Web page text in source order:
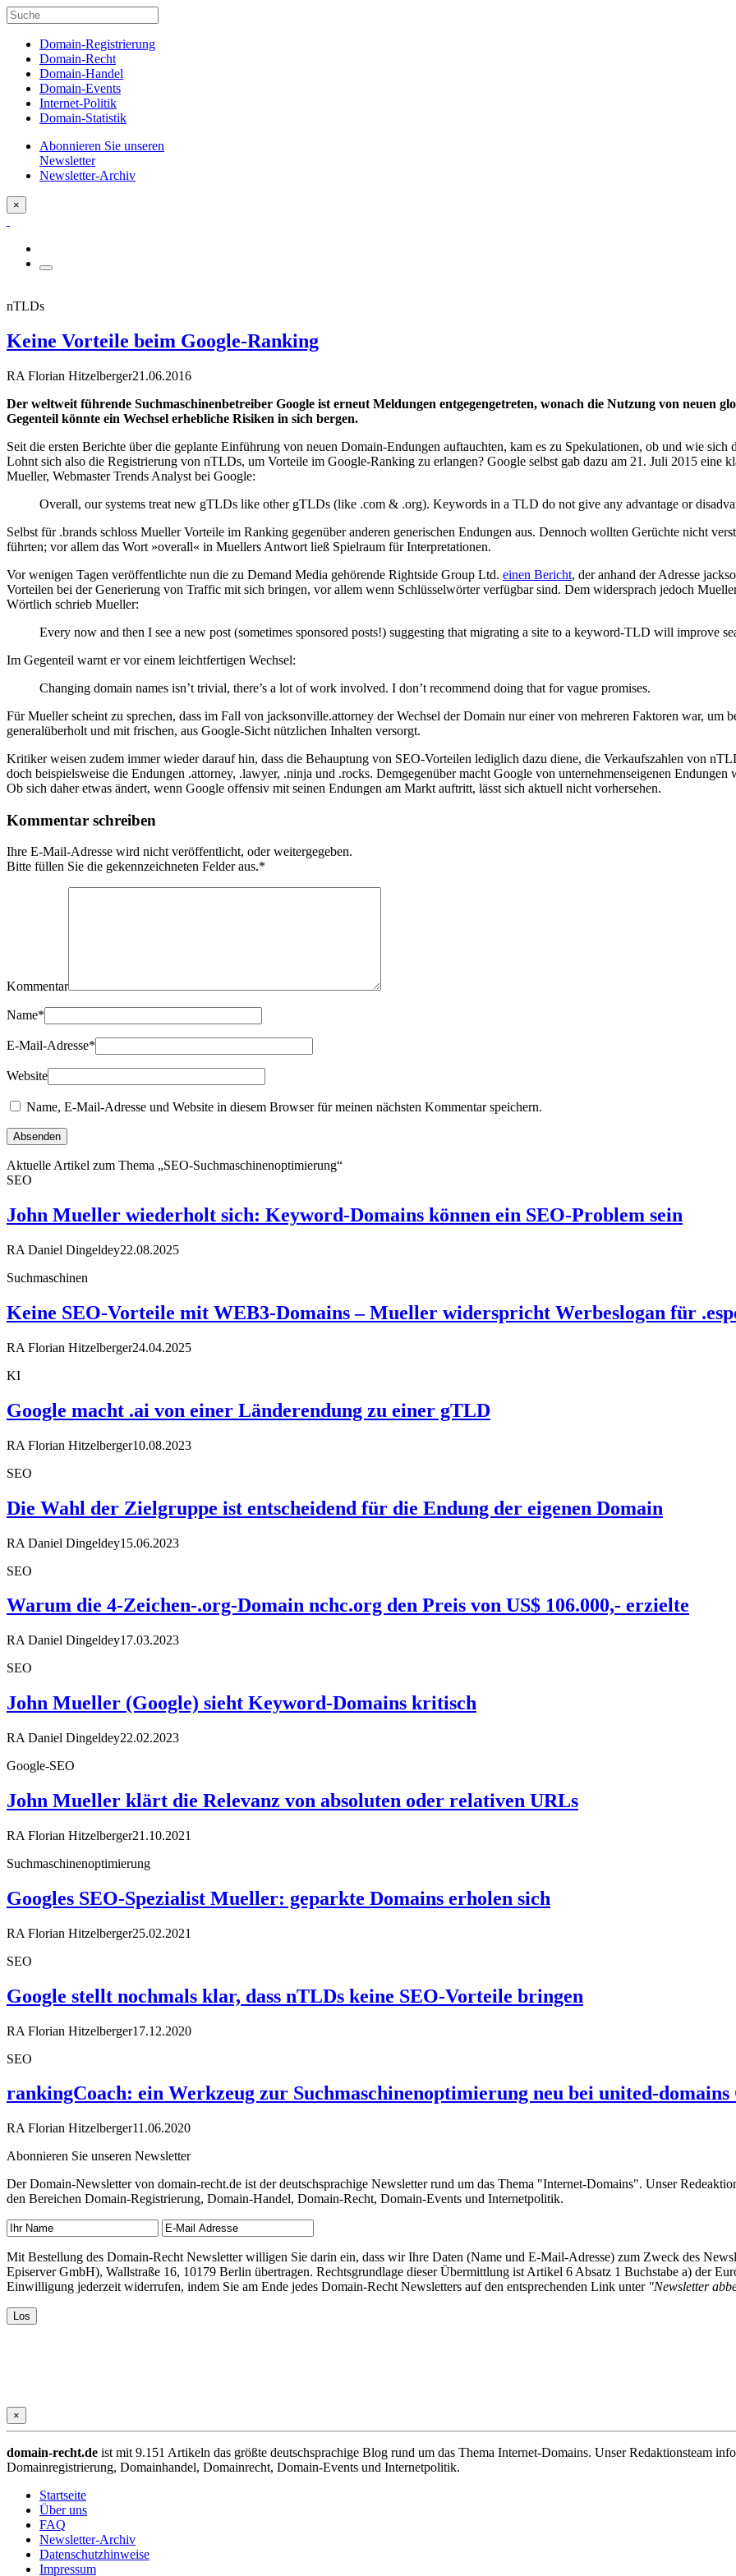
Domain-Registrierung
Domain-Recht
Domain-Handel
Domain-Events
Internet-Politik
Domain-Statistik
Abonnieren Sie unseren
Newsletter
Newsletter-Archiv
×
nTLDs
Keine Vorteile beim Google-Ranking
RA Florian Hitzelberger21.06.2016
Der weltweit führende Suchmaschinenbetreiber Google ist erneut Meldungen entgegengetreten, wonach die Nutzung von neuen
Gegenteil könnte ein Wechsel erhebliche Risiken in sich bergen.
Seit die ersten Berichte über die geplante Einführung von neuen Domain-Endungen auftauchten, kam es zu Spekulationen, ob und wie
Lohnt sich also die Registrierung von nTLDs, um Vorteile im Google-Ranking zu erlangen? Google selbst gab dazu am 21. Juli 2015 eine
Mueller, Webmaster Trends Analyst bei Google:
Overall, our systems treat new gTLDs like other gTLDs (like .com & .org). Keywords in a TLD do not give any advantage or
Selbst für .brands schloss Mueller Vorteile im Ranking gegenüber anderen generischen Endungen aus. Dennoch wollten Gerüchte nicht
führten; vor allem das Wort »overall« in Muellers Antwort ließ Spielraum für Interpretationen.
Vor wenigen Tagen veröffentlichte nun die zu Demand Media gehörende Rightside Group Ltd. einen Bericht, der anhand der Adresse
Vorteilen bei der Generierung von Traffic mit sich bringen, vor allem wenn Schlüsselwörter verfügbar sind. Dem widersprach jedoch
Wörtlich schrieb Mueller:
Every now and then I see a new post (sometimes sponsored posts!) suggesting that migrating a site to a keyword-TLD will improve
Im Gegenteil warnt er vor einem leichtfertigen Wechsel:
Changing domain names isn’t trivial, there’s a lot of work involved. I don’t recommend doing that for vague promises.
Für Mueller scheint zu sprechen, dass im Fall von jacksonville.attorney der Wechsel der Domain nur einer von mehreren Faktoren war, um
generalüberholt und mit frischen, aus Google-Sicht nützlichen Inhalten versorgt.
Kritiker weisen zudem immer wieder darauf hin, dass die Behauptung von SEO-Vorteilen lediglich dazu diene, die Verkaufszahlen von
doch beispielsweise die Endungen .attorney, .lawyer, .ninja und .rocks. Demgegenüber macht Google von unternehmenseigenen
Ob sich daher etwas ändert, wenn Google offensiv mit seinen Endungen am Markt auftritt, lässt sich aktuell nicht vorhersehen.
Kommentar schreiben
Ihre E-Mail-Adresse wird nicht veröffentlicht, oder weitergegeben.
Bitte füllen Sie die gekennzeichneten Felder aus.*
Kommentar
Name*
E-Mail-Adresse*
Website
Name, E-Mail-Adresse und Website in diesem Browser für meinen nächsten Kommentar speichern.
Aktuelle Artikel zum Thema „SEO-Suchmaschinenoptimierung“
SEO
John Mueller wiederholt sich: Keyword-Domains können ein SEO-Problem sein
RA Daniel Dingeldey22.08.2025
Suchmaschinen
Keine SEO-Vorteile mit WEB3-Domains – Mueller widerspricht Werbeslogan für
RA Florian Hitzelberger24.04.2025
KI
Google macht .ai von einer Länderendung zu einer gTLD
RA Florian Hitzelberger10.08.2023
SEO
Die Wahl der Zielgruppe ist entscheidend für die Endung der eigenen Domain
RA Daniel Dingeldey15.06.2023
SEO
Warum die 4-Zeichen-.org-Domain nchc.org den Preis von US$ 106.000,- erzielte
RA Daniel Dingeldey17.03.2023
SEO
John Mueller (Google) sieht Keyword-Domains kritisch
RA Daniel Dingeldey22.02.2023
Google-SEO
John Mueller klärt die Relevanz von absoluten oder relativen URLs
RA Florian Hitzelberger21.10.2021
Suchmaschinenoptimierung
Googles SEO-Spezialist Mueller: geparkte Domains erholen sich
RA Florian Hitzelberger25.02.2021
SEO
Google stellt nochmals klar, dass nTLDs keine SEO-Vorteile bringen
RA Florian Hitzelberger17.12.2020
SEO
rankingCoach: ein Werkzeug zur Suchmaschinenoptimierung neu bei united-
RA Florian Hitzelberger11.06.2020
Abonnieren Sie unseren Newsletter
Der Domain-Newsletter von domain-recht.de ist der deutschsprachige Newsletter rund um das Thema "Internet-Domains". Unser
den Bereichen Domain-Registrierung, Domain-Handel, Domain-Recht, Domain-Events und Internetpolitik.
Mit Bestellung des Domain-Recht Newsletter willigen Sie darin ein, dass wir Ihre Daten (Name und E-Mail-Adresse) zum Zweck des
Episerver GmbH), Wallstraße 16, 10179 Berlin übertragen. Rechtsgrundlage dieser Übermittlung ist Artikel 6 Absatz 1 Buchstabe a) der
Einwilligung jederzeit widerrufen, indem Sie am Ende jedes Domain-Recht Newsletters auf den entsprechenden Link unter "Newsletter
×
domain-recht.de ist mit 9.151 Artikeln das größte deutschsprachige Blog rund um das Thema Internet-Domains. Unser Redaktionsteam
Domainregistrierung, Domainhandel, Domainrecht, Domain-Events und Internetpolitik.
Startseite
Über uns
FAQ
Newsletter-Archiv
Datenschutzhinweise
Impressum